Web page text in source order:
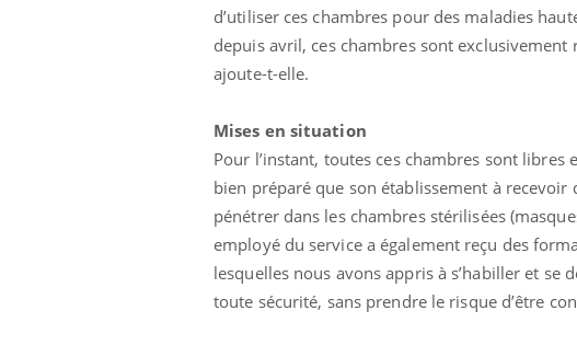
d’utiliser ces chambres pour des maladies
depuis avril, ces chambres sont
ajoute-t-elle.
Mises en situation
Pour l’instant, toutes ces chambres sont libres
bien préparé que son établissement à
pénétrer dans les chambres stérilisées
employé du service a également reçu des
lesquelles nous avons appris à s’habiller et
toute sécurité, sans prendre le risque d’être